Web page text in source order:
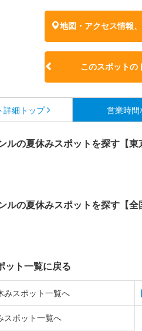
地図・アクセス情報
このスポットの
詳細 トップ 営業時間
ルの夏休みスポットを探す【東
ルの夏休みスポットを探す【全
ット一覧に戻る
みスポット一覧へ
スポット一覧へ